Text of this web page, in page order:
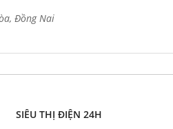
Đồng Nai
SIÊU THỊ ĐIỆN 24H